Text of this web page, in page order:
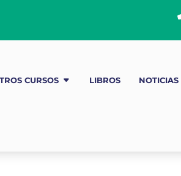
CURSOS LIBROS NOTICIAS